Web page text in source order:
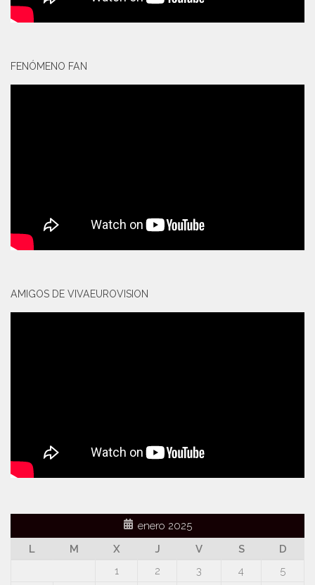
FENÓMENO FAN
AMIGOS DE VIVAEUROVISION
enero 2025
L
M X J V S
D
1
2 3 4
5